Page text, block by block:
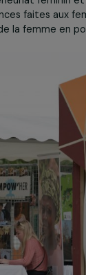
exigence de
par des
violences
place de la